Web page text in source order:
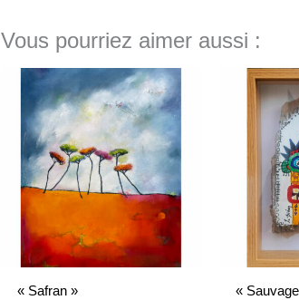
Vous pourriez aimer aussi :
« Safran » «